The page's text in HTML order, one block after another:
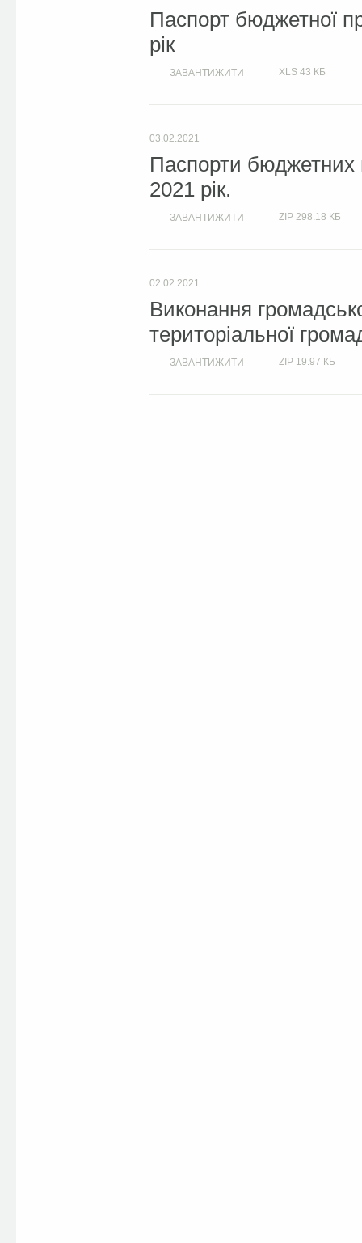
Паспорт бюджетної
рік
ЗАВАНТИЖИТИ XLS 43 КБ
03.02.2021
Паспорти бюджетних
2021 рік.
ЗАВАНТИЖИТИ ZIP 298.18 КБ
02.02.2021
Виконання
територіальної
ЗАВАНТИЖИТИ ZIP 19.97 КБ